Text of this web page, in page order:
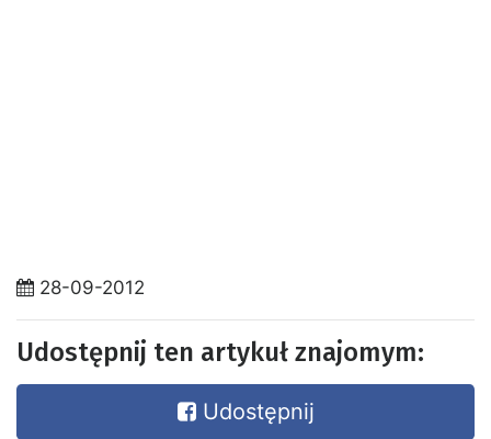
28-09-2012
Udostępnij ten artykuł znajomym:
Udostępnij